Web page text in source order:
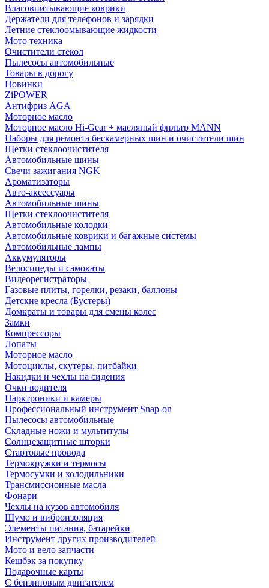
Влаговпитывающие коврики
Держатели для телефонов и зарядки
Летние стеклоомывающие жидкости
Мото техника
Очистители стекол
Пылесосы автомобильные
Товары в дорогу
Новинки
ZiPOWER
Антифриз AGA
Моторное масло
Моторное масло Hi-Gear + масляный фильтр MANN
Наборы для ремонта бескамерных шин и очистители шин
Щетки стеклоочистителя
Автомобильные шины
Свечи зажигания NGK
Ароматизаторы
Авто-аксессуары
Автомобильные шины
Щетки стеклоочистителя
Автомобильные колодки
Автомобильные коврики и багажные системы
Автомобильные лампы
Аккумуляторы
Велосипеды и самокаты
Видеорегистраторы
Газовые плиты, горелки, резаки, баллоны
Детские кресла (Бустеры)
Домкраты и товары для смены колес
Замки
Компрессоры
Лопаты
Моторное масло
Мотоциклы, скутеры, питбайки
Накидки и чехлы на сидения
Очки водителя
Парктроники и камеры
Профессиональный инструмент Snap-on
Пылесосы автомобильные
Складные ножи и мультитулы
Солнцезащитные шторки
Стартовые провода
Термокружки и термосы
Термосумки и холодильники
Трансмиссионные масла
Фонари
Чехлы на кузов автомобиля
Шумо и виброизоляция
Элементы питания, батарейки
Инструмент других производителей
Мото и вело запчасти
Кешбэк за покупку
Подарочные карты
С бензиновым двигателем